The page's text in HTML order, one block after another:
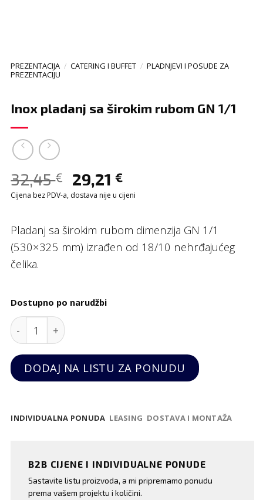
PREZENTACIJA / CATERING I BUFFET / PLADNJEVI I POSUDE ZA
PREZENTACIJU
Inox pladanj sa širokim rubom GN 1/1
32,45€ 29,21 €
Cijena bez PDV-a, dostava nije u cijeni
Pladanj sa širokim rubom dimenzija GN 1/1
(530×325 mm) izrađen od 18/10 nehrđajućeg
čelika.
Dostupno po narudžbi
Inox pladanj sa širokim rubom GN 1/1 quantity
DODAJ NA LISTU ZA PONUDU
INDIVIDUALNA PONUDA LEASING DOSTAVA I MONTAŽA
B2B CIJENE I INDIVIDUALNE PONUDE
Sastavite listu proizvoda, a mi pripremamo ponudu
prema vašem projektu i količini.